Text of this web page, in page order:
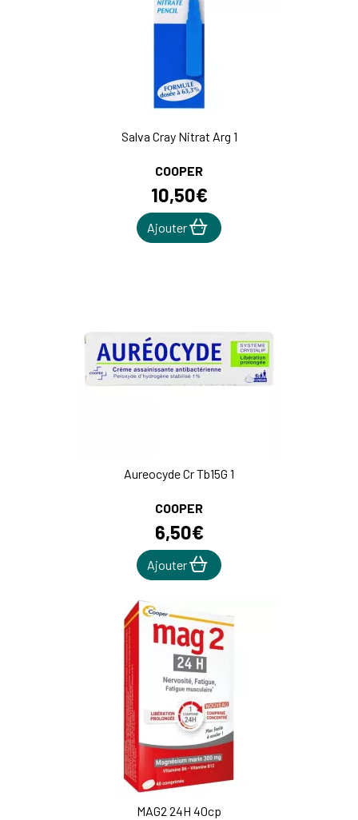
Salva Cray Nitrat Arg 1
COOPER
10,50€
Ajouter
Aureocyde Cr Tb15G 1
COOPER
6,50€
Ajouter
MAG2 24H 40cp